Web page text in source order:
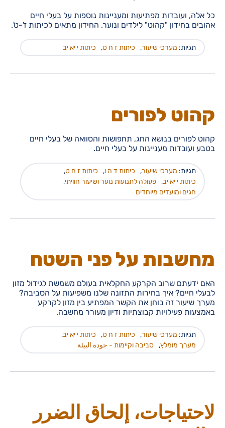
כל אלה, ועובדות מפתיעות ומעניינות נוספות על בעלי חיים
אהובים בחידון "קהוט" לילדים ונוער. החידון מתאים לכיתות ז'-ט'.
תגיות: מערכי שיעור, כיתות ז ח ט, כיתות י יא יב
קהוט לפורים
קהוט לפורים בנושא החג, תחפושות והסוואה של בעלי חיים
בטבע ועובדות מעניינות על בעלי חיים.
תגיות: מערכי שיעור, כיתות ד ה ו, כיתות ז ח ט,
כיתות י יא יב, פעולה לתנועות נוער ושיעור חוויתי,
חגים ומועדים מיוחדים
מחשבות על פני השטח
האם ידעתם שרוב הקרקע החקלאית בעולם משמשת לגידול מזון
לבעלי חיים? איך בחירות התזונה שלנו משפיעות על הסביבה?
מערך שיעור זה בוחן את הקשר המפתיע בין מזון לקרקע
באמצעות פעילויות קבוצתיות ודיון מעורר מחשבה.
תגיות: מערכי שיעור, כיתות ז ח ט, כיתות י יא יב,
מערך מומלץ, סביבה וקיימות - جودة البيئة
لاحتياجات، إلحاق الضرر